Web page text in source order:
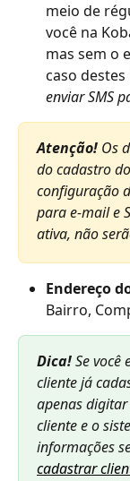
meio de
você na
mas sem o
caso
enviar SMS
Atenção! Os
do cadastro
configuração
para e-mail e
ativa, não
Endereço
Bairro,
Dica! Se você
cliente já
apenas
cliente e o
informações
cadastrar